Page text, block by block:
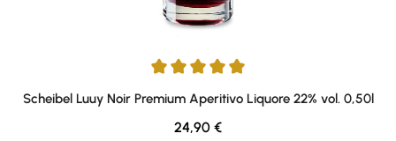
Average rating of 5 out of 5 stars
Scheibel Luuy Noir Premium Aperitivo Liquore 22% vol. 0,50l
Regular price:
24,90 €